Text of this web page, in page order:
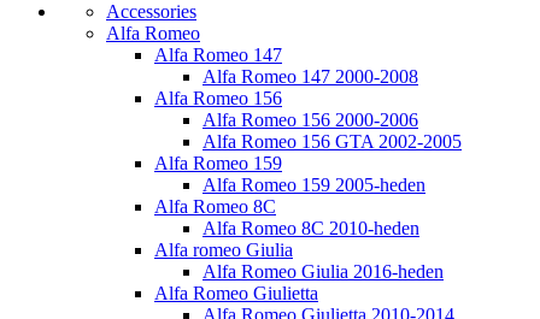
Accessories
Alfa Romeo
Alfa Romeo 147
Alfa Romeo 147 2000-2008
Alfa Romeo 156
Alfa Romeo 156 2000-2006
Alfa Romeo 156 GTA 2002-2005
Alfa Romeo 159
Alfa Romeo 159 2005-heden
Alfa Romeo 8C
Alfa Romeo 8C 2010-heden
Alfa romeo Giulia
Alfa Romeo Giulia 2016-heden
Alfa Romeo Giulietta